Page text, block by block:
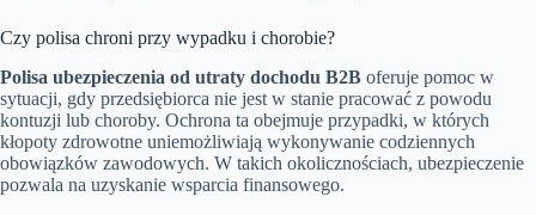
Czy polisa chroni przy wypadku i chorobie?
Polisa ubezpieczenia od utraty dochodu B2B oferuje pomoc w
sytuacji, gdy przedsiębiorca nie jest w stanie pracować z powodu
kontuzji lub choroby. Ochrona ta obejmuje przypadki, w których
kłopoty zdrowotne uniemożliwiają wykonywanie codziennych
obowiązków zawodowych. W takich okolicznościach, ubezpieczenie
pozwala na uzyskanie wsparcia finansowego.